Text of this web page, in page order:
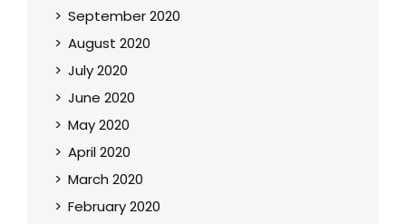
September 2020
August 2020
July 2020
June 2020
May 2020
April 2020
March 2020
February 2020